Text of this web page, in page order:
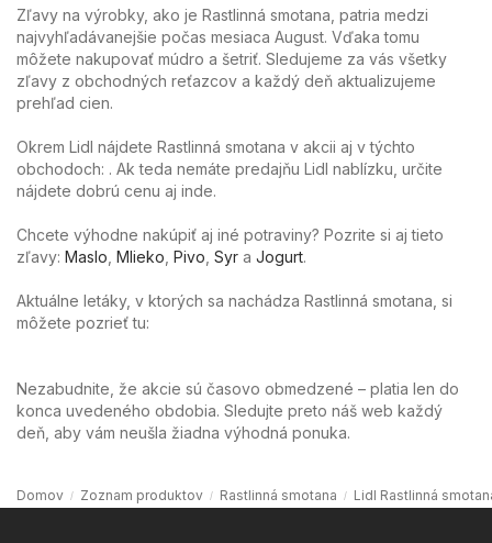
Zľavy na výrobky, ako je Rastlinná smotana, patria medzi
najvyhľadávanejšie počas mesiaca August. Vďaka tomu
môžete nakupovať múdro a šetriť. Sledujeme za vás všetky
zľavy z obchodných reťazcov a každý deň aktualizujeme
prehľad cien.
Okrem Lidl nájdete Rastlinná smotana v akcii aj v týchto
obchodoch: . Ak teda nemáte predajňu Lidl nablízku, určite
nájdete dobrú cenu aj inde.
Chcete výhodne nakúpiť aj iné potraviny? Pozrite si aj tieto
zľavy: Maslo Mlieko Pivo Syr a Jogurt.
Aktuálne letáky, v ktorých sa nachádza Rastlinná smotana, si
môžete pozrieť tu:
Nezabudnite, že akcie sú časovo obmedzené – platia len do
konca uvedeného obdobia. Sledujte preto náš web každý
deň, aby vám neušla žiadna výhodná ponuka.
Domov Zoznam produktov Rastlinná smotana Lidl Rastlinná